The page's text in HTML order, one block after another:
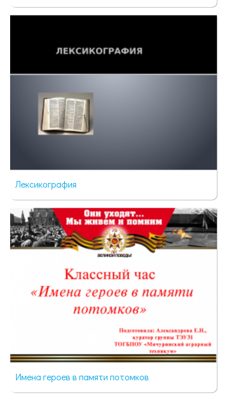
Лексикография
33 просмотра
Имена героев в памяти потомков